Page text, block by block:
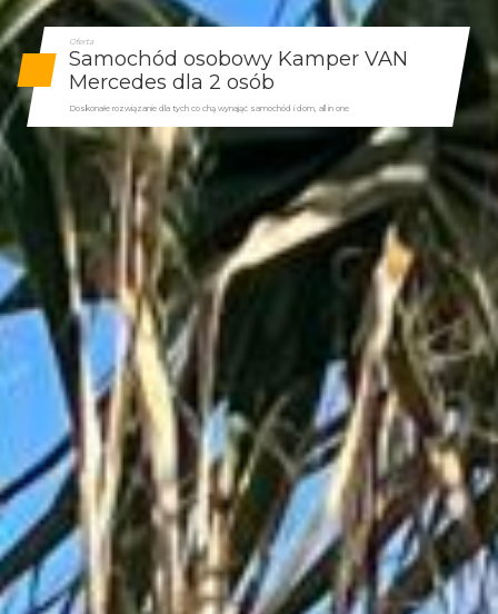
Oferta
Samochód osobowy Kamper VAN
Mercedes dla 2 osób
Doskonałe rozwiązanie dla tych co chą wynająć samochód i dom, all in one